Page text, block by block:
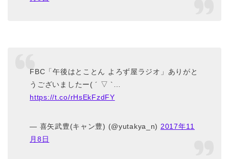
FBC「午後はとことん よろず屋ラジオ」ありがと
うございましたー( ´ ▽ `…
https://t.co/rHsEkFzdFY
— 喜矢武豊(キャン豊) (@yutakya_n) 2017年11
月8日